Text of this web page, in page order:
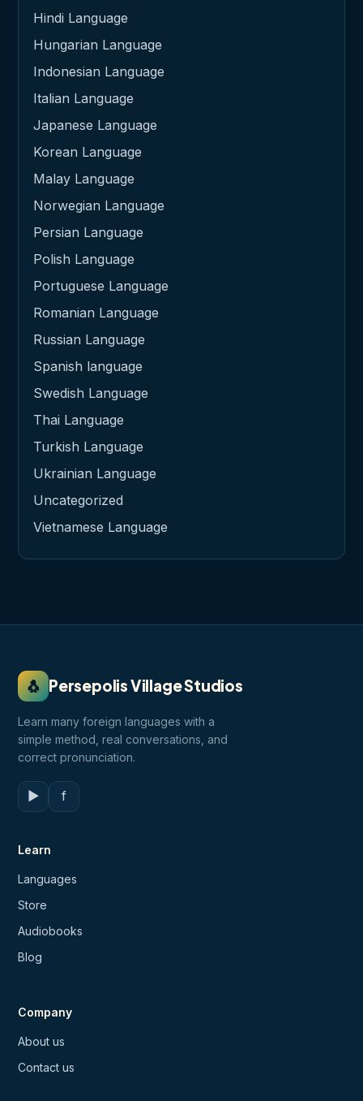
Hindi Language
Hungarian Language
Indonesian Language
Italian Language
Japanese Language
Korean Language
Malay Language
Norwegian Language
Persian Language
Polish Language
Portuguese Language
Romanian Language
Russian Language
Spanish language
Swedish Language
Thai Language
Turkish Language
Ukrainian Language
Uncategorized
Vietnamese Language
🐧 Persepolis Village Studios
Learn many foreign languages with a
simple method, real conversations, and
correct pronunciation.
▶ f
Learn
Languages
Store
Audiobooks
Blog
Company
About us
Contact us